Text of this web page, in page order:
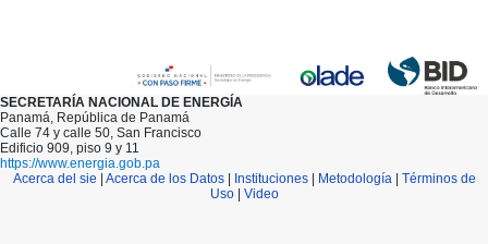
SECRETARÍA NACIONAL DE ENERGÍA
Panamá, República de Panamá
Calle 74 y calle 50, San Francisco
Edificio 909, piso 9 y 11
https://www.energia.gob.pa
Acerca del sie
Acerca de los Datos| Instituciones| Metodología| Términos de
Uso| Video